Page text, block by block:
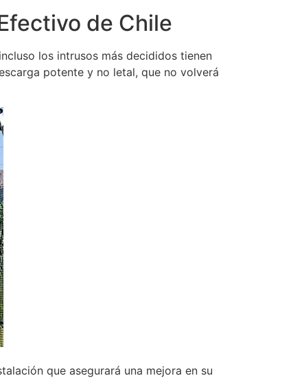
de Chile
los intrusos más decididos tienen
potente y no letal, que no volverá
que asegurará una mejora en su